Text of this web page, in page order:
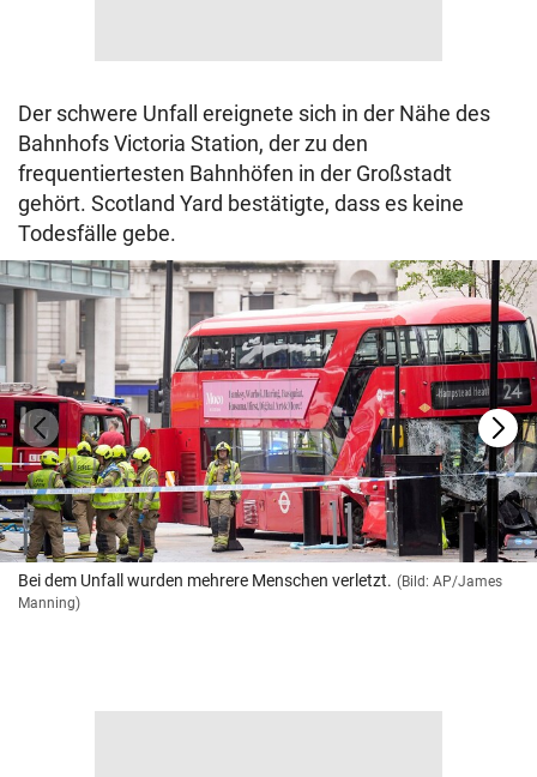
Der schwere Unfall ereignete sich in der Nähe des
Bahnhofs Victoria Station, der zu den
frequentiertesten Bahnhöfen in der Großstadt
gehört. Scotland Yard bestätigte, dass es keine
Todesfälle gebe.
Bei dem Unfall wurden mehrere Menschen verletzt. (Bild: AP/James
Manning)